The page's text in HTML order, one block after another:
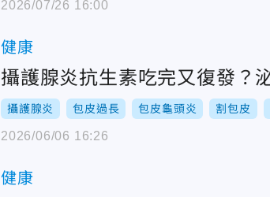
2026/07/26 16:00
健康
攝護腺炎抗生素吃完又復發？
攝護腺炎 包皮過長 包皮龜頭炎 割包皮
2026/06/06 16:26
健康